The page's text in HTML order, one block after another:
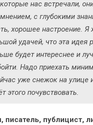
нас встречали,
с глубокими
хорошее настроение. Я
удачей, что эта
будет интереснее и
Надо приехать
уже снежок на
этого почувствовать.
писатель,